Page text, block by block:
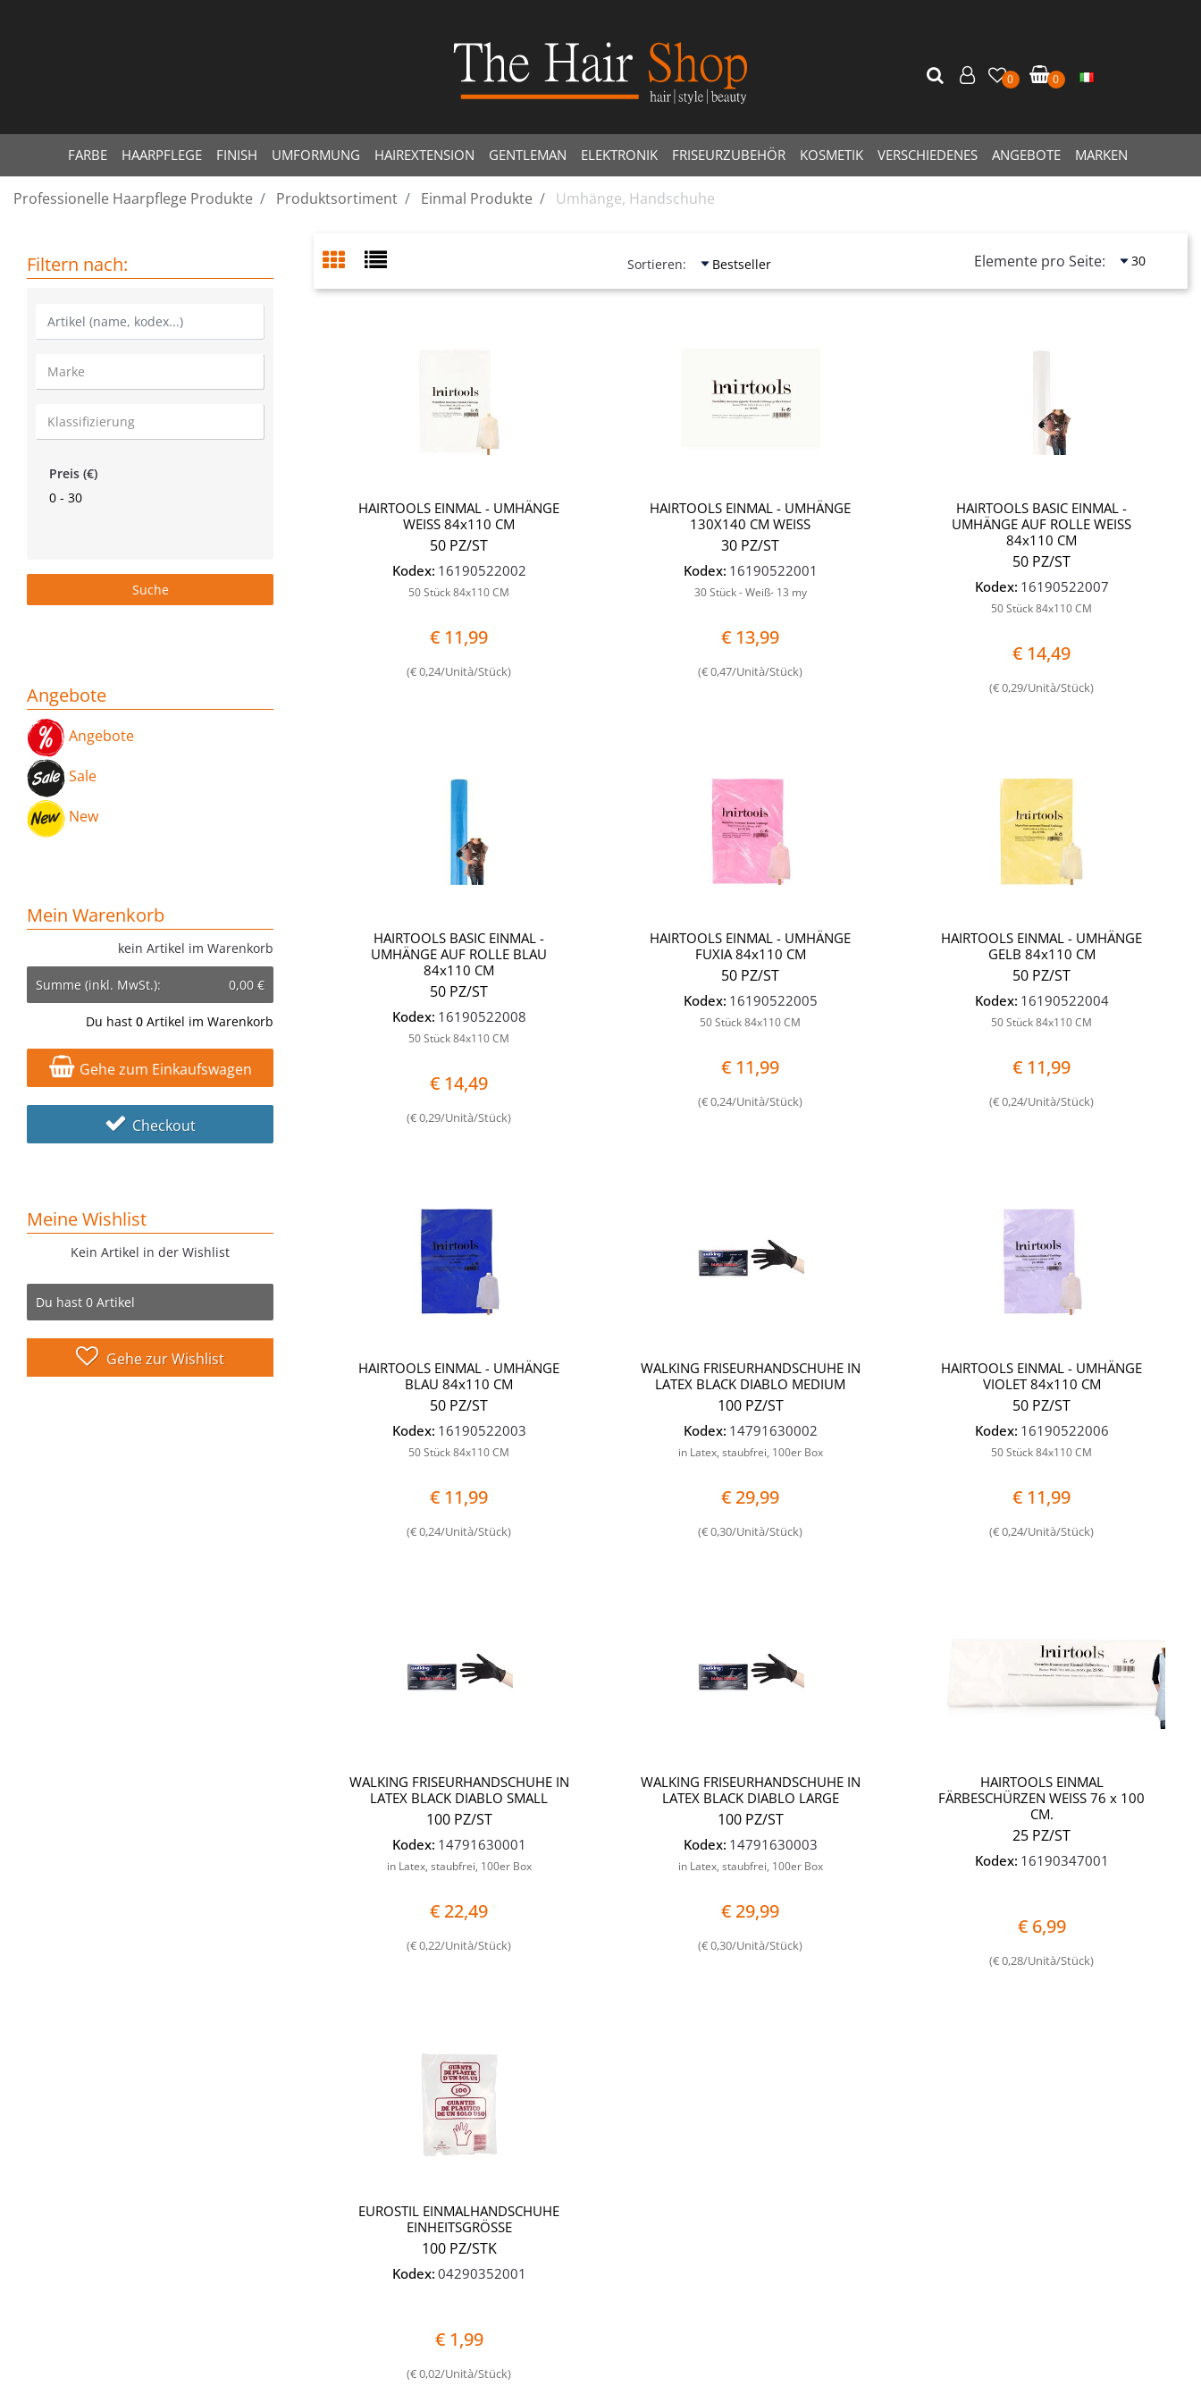
FARBE HAARPFLEGE FINISH UMFORMUNG HAIREXTENSION GENTLEMAN ELEKTRONIK FRISEURZUBEHÖR KOSMETIK VERSCHIEDENES ANGEBOTE MARKEN
0 0
Professionelle Haarpflege Produkte Produktsortiment Einmal Produkte Umhänge, Handschuhe
Filtern nach:
Preis (€)
0 - 30
Angebote
Angebote
Sale
New
Mein Warenkorb
kein Artikel im Warenkorb
Du hast 0 Artikel im Warenkorb
Summe (inkl. MwSt.): 0,00 €
Gehe zum Einkaufswagen
Checkout
Meine Wishlist
Kein Artikel in der Wishlist
Du hast 0 Artikel
Gehe zur Wishlist
Sortieren: Elemente pro Seite:
HAIRTOOLS EINMAL - UMHÄNGE
WEISS 84x110 CM
50 PZ/ST
Kodex: 16190522002
50 Stück 84x110 CM
€ 11,99
(€ 0,24/Unità/Stück)
HAIRTOOLS EINMAL - UMHÄNGE
130X140 CM WEISS
30 PZ/ST
Kodex: 16190522001
30 Stück - Weiß- 13 my
€ 13,99
(€ 0,47/Unità/Stück)
HAIRTOOLS BASIC EINMAL -
UMHÄNGE AUF ROLLE WEISS
84x110 CM
50 PZ/ST
Kodex: 16190522007
50 Stück 84x110 CM
€ 14,49
(€ 0,29/Unità/Stück)
HAIRTOOLS BASIC EINMAL -
UMHÄNGE AUF ROLLE BLAU
84x110 CM
50 PZ/ST
Kodex: 16190522008
50 Stück 84x110 CM
€ 14,49
(€ 0,29/Unità/Stück)
HAIRTOOLS EINMAL - UMHÄNGE
FUXIA 84x110 CM
50 PZ/ST
Kodex: 16190522005
50 Stück 84x110 CM
€ 11,99
(€ 0,24/Unità/Stück)
HAIRTOOLS EINMAL - UMHÄNGE
GELB 84x110 CM
50 PZ/ST
Kodex: 16190522004
50 Stück 84x110 CM
€ 11,99
(€ 0,24/Unità/Stück)
HAIRTOOLS EINMAL - UMHÄNGE
BLAU 84x110 CM
50 PZ/ST
Kodex: 16190522003
50 Stück 84x110 CM
€ 11,99
(€ 0,24/Unità/Stück)
WALKING FRISEURHANDSCHUHE IN
LATEX BLACK DIABLO MEDIUM
100 PZ/ST
Kodex: 14791630002
in Latex, staubfrei, 100er Box
€ 29,99
(€ 0,30/Unità/Stück)
HAIRTOOLS EINMAL - UMHÄNGE
VIOLET 84x110 CM
50 PZ/ST
Kodex: 16190522006
50 Stück 84x110 CM
€ 11,99
(€ 0,24/Unità/Stück)
WALKING FRISEURHANDSCHUHE IN
LATEX BLACK DIABLO SMALL
100 PZ/ST
Kodex: 14791630001
in Latex, staubfrei, 100er Box
€ 22,49
(€ 0,22/Unità/Stück)
WALKING FRISEURHANDSCHUHE IN
LATEX BLACK DIABLO LARGE
100 PZ/ST
Kodex: 14791630003
in Latex, staubfrei, 100er Box
€ 29,99
(€ 0,30/Unità/Stück)
HAIRTOOLS EINMAL
FÄRBESCHÜRZEN WEISS 76 x 100
CM.
25 PZ/ST
Kodex: 16190347001
€ 6,99
(€ 0,28/Unità/Stück)
EUROSTIL EINMALHANDSCHUHE
EINHEITSGRÖSSE
100 PZ/STK
Kodex: 04290352001
€ 1,99
(€ 0,02/Unità/Stück)